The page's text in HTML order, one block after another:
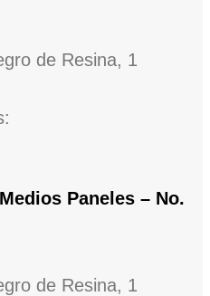
de Resina, 1
Paneles – No.
de Resina, 1